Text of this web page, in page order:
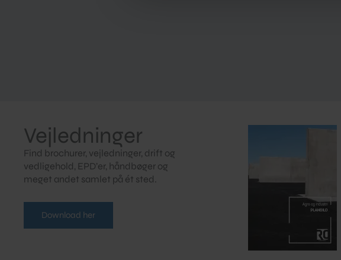
Vejledninger
Find brochurer, vejledninger, drift og
vedligehold, EPD’er, håndbøger og
meget andet samlet på ét sted.
Download her